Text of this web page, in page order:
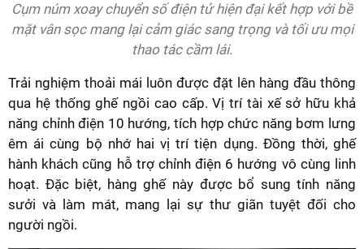
Cụm núm xoay chuyển số điện tử hiện đại kết hợp với bề
mặt vân sọc mang lại cảm giác sang trọng và tối ưu mọi
thao tác cầm lái.
Trải nghiệm thoải mái luôn được đặt lên hàng đầu thông
qua hệ thống ghế ngồi cao cấp. Vị trí tài xế sở hữu khả
năng chỉnh điện 10 hướng, tích hợp chức năng bơm lưng
êm ái cùng bộ nhớ hai vị trí tiện dụng. Đồng thời, ghế
hành khách cũng hỗ trợ chỉnh điện 6 hướng vô cùng linh
hoạt. Đặc biệt, hàng ghế này được bổ sung tính năng
sưởi và làm mát, mang lại sự thư giãn tuyệt đối cho
người ngồi.